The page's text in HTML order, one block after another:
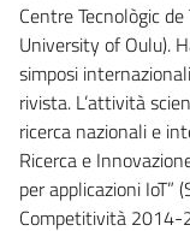
Centre Tecnològic
University of Oulu).
simposi
rivista. L’attività
ricerca nazionali e
Ricerca e
per applicazioni IoT”
Competitività 2014-